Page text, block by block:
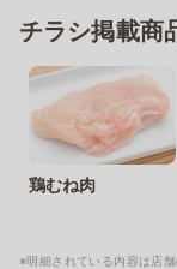
チラシ掲載商
鶏むね肉
※明細されている内容は店